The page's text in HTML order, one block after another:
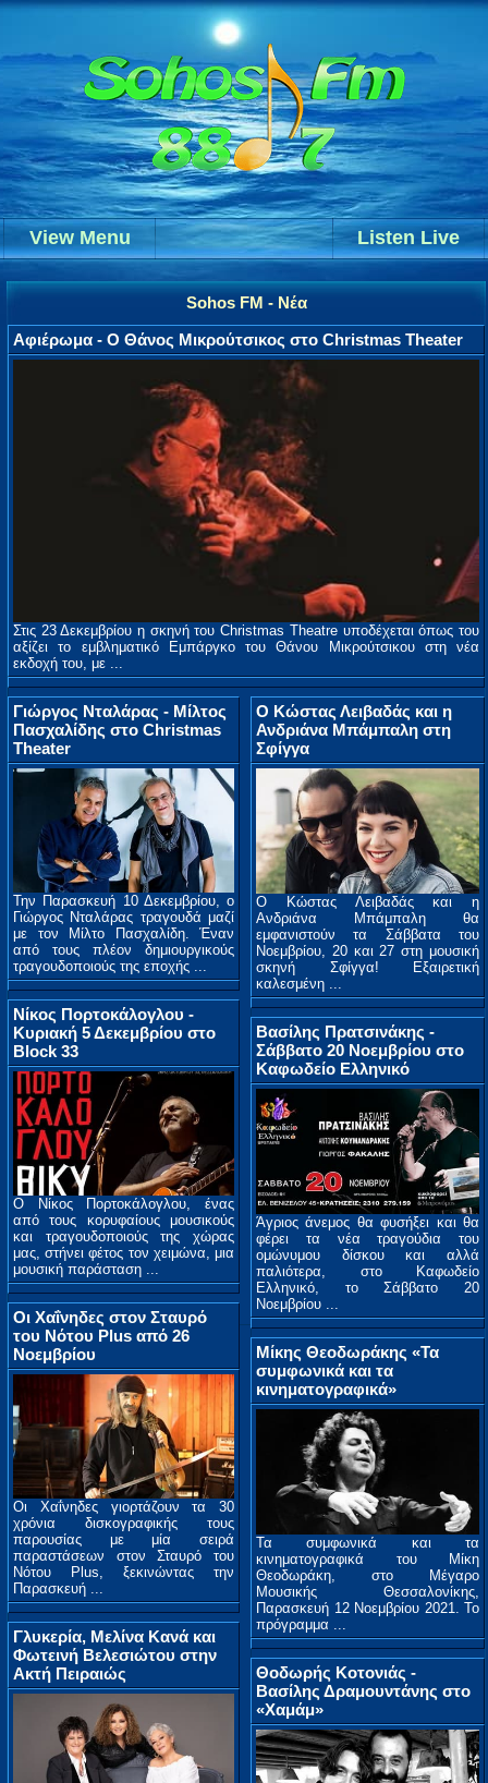
Listen Live
View Menu
Sohos FM - Νέα
Αφιέρωμα - Ο Θάνος Μικρούτσικος στο Christmas Theater
Στις 23 Δεκεμβρίου η σκηνή του Christmas Theatre υποδέχεται όπως του
αξίζει το εμβληματικό Εμπάργκο του Θάνου Μικρούτσικου στη νέα
εκδοχή του, με ...
Γιώργος Νταλάρας - Μίλτος
Πασχαλίδης στο Christmas
Theater
Την Παρασκευή 10 Δεκεμβρίου, ο
Γιώργος Νταλάρας τραγουδά μαζί
με τον Μίλτο Πασχαλίδη. Έναν
από τους πλέον δημιουργικούς
τραγουδοποιούς της εποχής ...
Νίκος Πορτοκάλογλου -
Κυριακή 5 Δεκεμβρίου στο
Block 33
Ο Νίκος Πορτοκάλογλου, ένας
από τους κορυφαίους μουσικούς
και τραγουδοποιούς της χώρας
μας, στήνει φέτος τον χειμώνα, μια
μουσική παράσταση ...
Οι Χαΐνηδες στον Σταυρό
του Νότου Plus από 26
Νοεμβρίου
Οι Χαΐνηδες γιορτάζουν τα 30
χρόνια δισκογραφικής τους
παρουσίας με μία σειρά
παραστάσεων στoν Σταυρό του
Νότου Plus, ξεκινώντας την
Παρασκευή ...
Γλυκερία, Μελίνα Κανά και
Φωτεινή Βελεσιώτου στην
Ακτή Πειραιώς
Ο Κώστας Λειβαδάς και η
Ανδριάνα Μπάμπαλη στη
Σφίγγα
Ο Κώστας Λειβαδάς και η
Ανδριάνα Μπάμπαλη θα
εμφανιστούν τα Σάββατα του
Νοεμβρίου, 20 και 27 στη μουσική
σκηνή Σφίγγα! Εξαιρετική
καλεσμένη ...
Βασίλης Πρατσινάκης -
Σάββατο 20 Νοεμβρίου στο
Καφωδείο Ελληνικό
Άγριος άνεμος θα φυσήξει και θα
φέρει τα νέα τραγούδια του
ομώνυμου δίσκου και αλλά
παλιότερα, στο Καφωδείο
Ελληνικό, το Σάββατο 20
Νοεμβρίου ...
Μίκης Θεοδωράκης «Τα
συμφωνικά και τα
κινηματογραφικά»
Τα συμφωνικά και τα
κινηματογραφικά του Μίκη
Θεοδωράκη, στο Μέγαρο
Μουσικής Θεσσαλονίκης,
Παρασκευή 12 Νοεμβρίου 2021. Το
πρόγραμμα ...
Θοδωρής Κοτονιάς -
Βασίλης Δραμουντάνης στο
«Χαμάμ»